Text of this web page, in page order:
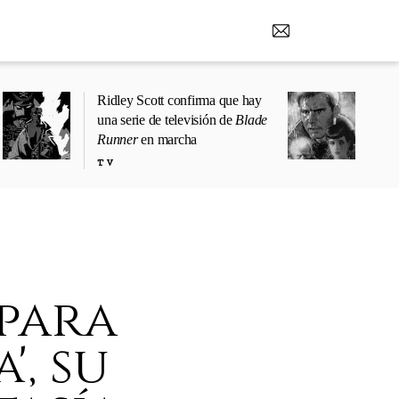
Ridley Scott confirma que hay
una serie de televisión de Blade
Runneren marcha
TV
su